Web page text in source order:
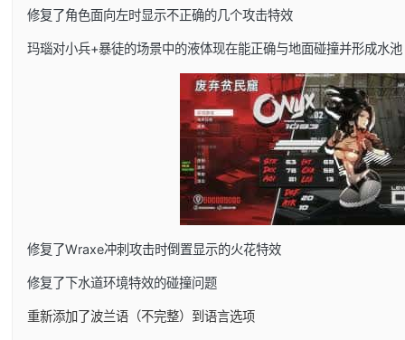
修复了角色面向左时显示不正确的几个攻击特效
玛瑙对小兵+暴徒的场景中的液体现在能正确与地面碰撞并形成水池
修复了Wraxe冲刺攻击时倒置显示的火花特效
修复了下水道环境特效的碰撞问题
重新添加了波兰语（不完整）到语言选项